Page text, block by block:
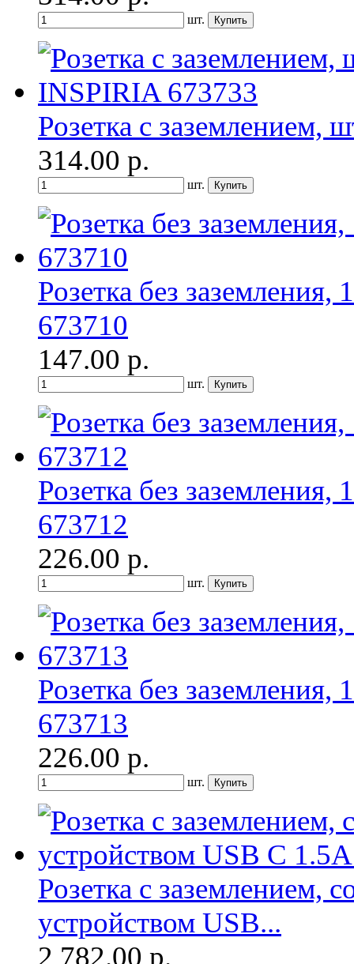
шт.
Розетка с заземлением,
314.00 р.
шт.
Розетка без
673710
147.00 р.
шт.
Розетка без
673712
226.00 р.
шт.
Розетка без
673713
226.00 р.
шт.
Розетка с заземлением,
устройством USB...
2 782.00 р.